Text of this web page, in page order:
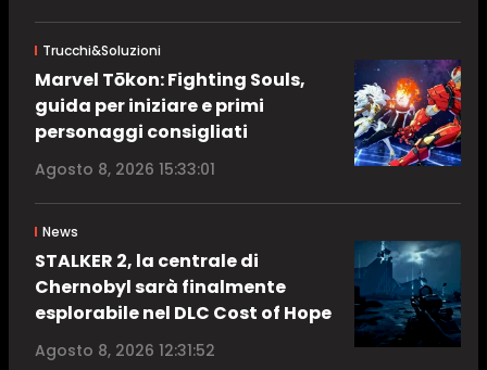
Trucchi&Soluzioni
Marvel Tōkon: Fighting Souls,
guida per iniziare e primi
personaggi consigliati
Agosto 8, 2026 15:33:01
News
STALKER 2, la centrale di
Chernobyl sarà finalmente
esplorabile nel DLC Cost of Hope
Agosto 8, 2026 12:31:52